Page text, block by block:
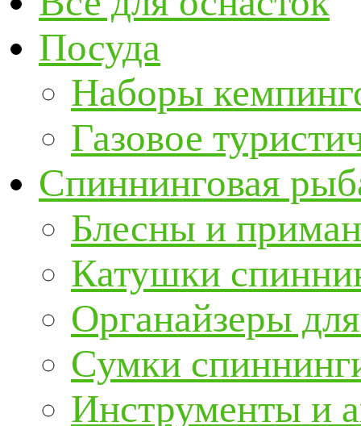
Посуда
Наборы
Газовое
Спиннинговая
Блесны и
Катушки
Органайзеры
Сумки
Инструменты и